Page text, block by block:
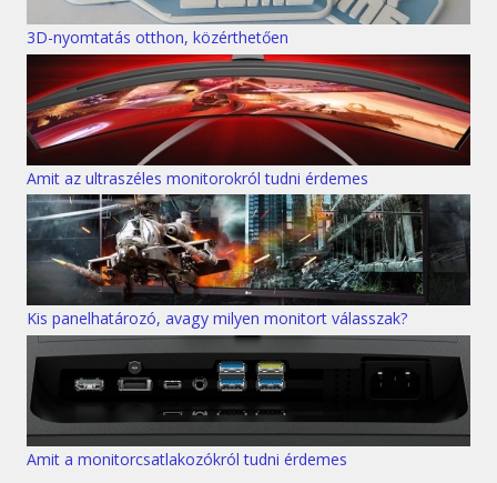
3D-nyomtatás otthon, közérthetően
Amit az ultraszéles monitorokról tudni érdemes
Kis panelhatározó, avagy milyen monitort válasszak?
Amit a monitorcsatlakozókról tudni érdemes